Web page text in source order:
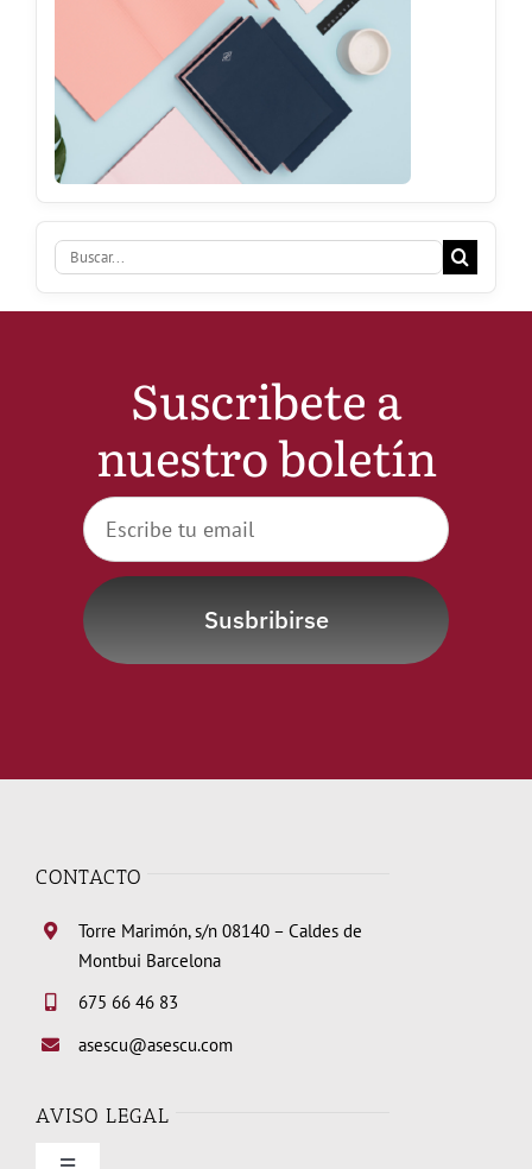
Buscar:
Suscribete a
nuestro boletín
Susbribirse
CONTACTO
Torre Marimón, s/n 08140 – Caldes de
Montbui Barcelona
675 66 46 83
asescu@asescu.com
AVISO LEGAL